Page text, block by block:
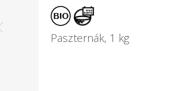
Paszternák, 1 kg